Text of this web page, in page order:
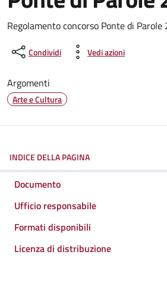
Dettagli del
Regolamento concorso Ponte di Parole
Condividi Vedi azioni
Argomenti
Arte e Cultura
INDICE DELLA PAGINA
Documento
Ufficio responsabile
Formati disponibili
Licenza di distribuzione